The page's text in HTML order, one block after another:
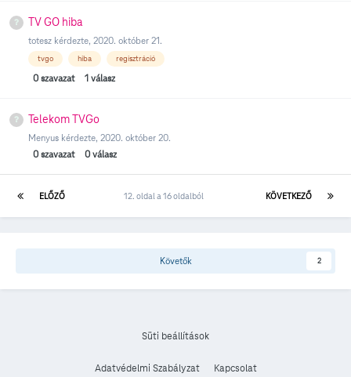
TV GO hiba
totesz kérdezte, 2020. október 21.
tvgo hiba regisztráció
0 szavazat 1 válasz
Telekom TVGo
Menyus kérdezte, 2020. október 20.
0 szavazat 0 válasz
ELŐZŐ KÖVETKEZŐ
12. oldal a 16 oldalból
Követők 2
Süti beállítások
Adatvédelmi Szabályzat Kapcsolat